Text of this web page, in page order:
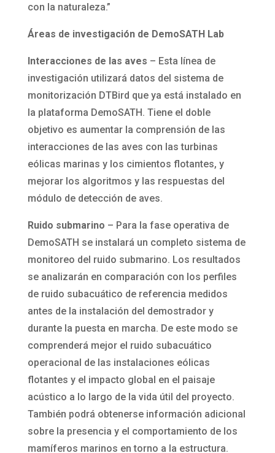
con la naturaleza.”
Áreas de investigación de DemoSATH Lab
Interacciones de las aves – Esta línea de
investigación utilizará datos del sistema de
monitorización DTBird que ya está instalado en
la plataforma DemoSATH. Tiene el doble
objetivo es aumentar la comprensión de las
interacciones de las aves con las turbinas
eólicas marinas y los cimientos flotantes, y
mejorar los algoritmos y las respuestas del
módulo de detección de aves.
Ruido submarino – Para la fase operativa de
DemoSATH se instalará un completo sistema de
monitoreo del ruido submarino. Los resultados
se analizarán en comparación con los perfiles
de ruido subacuático de referencia medidos
antes de la instalación del demostrador y
durante la puesta en marcha. De este modo se
comprenderá mejor el ruido subacuático
operacional de las instalaciones eólicas
flotantes y el impacto global en el paisaje
acústico a lo largo de la vida útil del proyecto.
También podrá obtenerse información adicional
sobre la presencia y el comportamiento de los
mamíferos marinos en torno a la estructura.